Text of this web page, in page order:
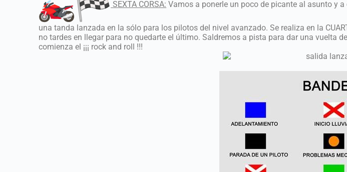
SEXTA CORSA: Vamos a ponerle un poco de picante al asunto y
una tanda lanzada en la sólo para los pilotos del nivel avanzado. Se realiza en la
no tardes en llegar para no quedarte el último. Saldremos a pista para dar una vuelta
comienza el ¡¡¡ rock and roll !!!